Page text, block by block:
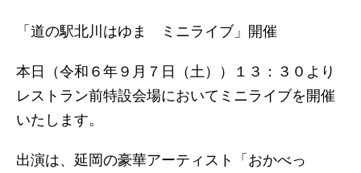
「道の駅北川はゆま ミニライブ」開催
本日（令和６年９月７日（土））１３：３０より
レストラン前特設会場においてミニライブを開催
いたします。
出演は、延岡の豪華アーティスト「おかべっ